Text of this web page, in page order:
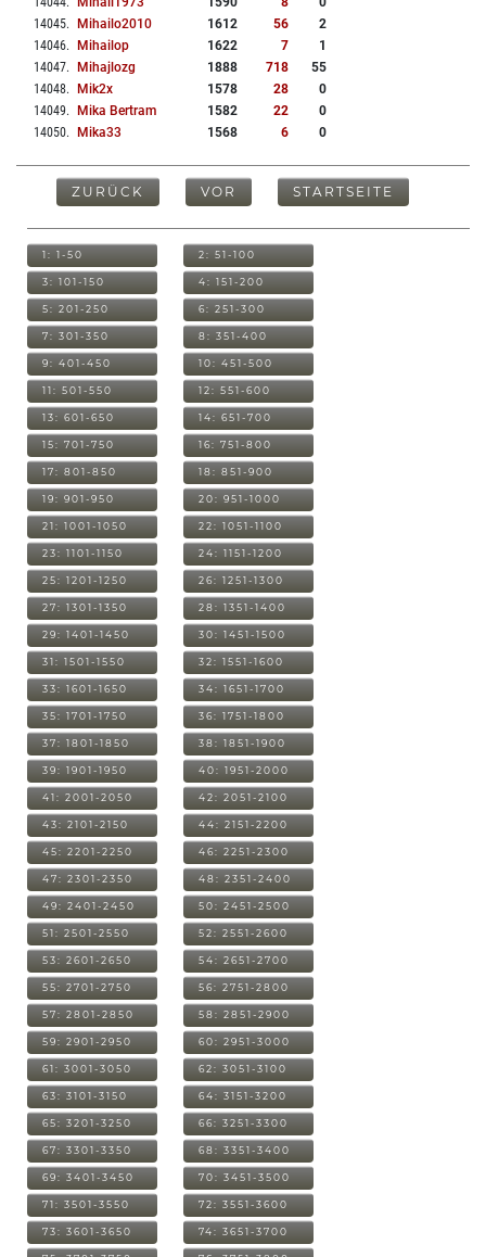
14045. Mihailo2010 1612 56
2
14046. Mihailop 1622 7
1
14047. Mihajlozg 1888 718
55
14048. Mik2x 1578 28
0
14049. Mika Bertram 1582 22
0
14050. Mika33 1568 6 0
ZURÜCK VOR STARTSEITE
1: 1-50 2: 51-100
3: 101-150 4: 151-200
5: 201-250 6: 251-300
7: 301-350 8: 351-400
9: 401-450 10: 451-500
11: 501-550 12: 551-600
13: 601-650 14: 651-700
15: 701-750 16: 751-800
17: 801-850 18: 851-900
19: 901-950 20: 951-1000
21: 1001-1050 22: 1051-1100
23: 1101-1150 24: 1151-1200
25: 1201-1250 26: 1251-1300
27: 1301-1350 28: 1351-1400
29: 1401-1450 30: 1451-1500
31: 1501-1550 32: 1551-1600
33: 1601-1650 34: 1651-1700
35: 1701-1750 36: 1751-1800
37: 1801-1850 38: 1851-1900
39: 1901-1950 40: 1951-2000
41: 2001-2050 42: 2051-2100
43: 2101-2150 44: 2151-2200
45: 2201-2250 46: 2251-2300
47: 2301-2350 48: 2351-2400
49: 2401-2450 50: 2451-2500
51: 2501-2550 52: 2551-2600
53: 2601-2650 54: 2651-2700
55: 2701-2750 56: 2751-2800
57: 2801-2850 58: 2851-2900
59: 2901-2950 60: 2951-3000
61: 3001-3050 62: 3051-3100
63: 3101-3150 64: 3151-3200
65: 3201-3250 66: 3251-3300
67: 3301-3350 68: 3351-3400
69: 3401-3450 70: 3451-3500
71: 3501-3550 72: 3551-3600
73: 3601-3650 74: 3651-3700